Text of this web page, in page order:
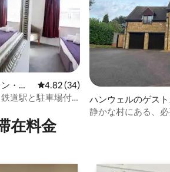
均評価
・ア
レビュー34件、5つ星中4.82つ星
4.82 (34)
道駅と駐車場付
ハンウェルのゲス
静かな村にある、
在料⁠金